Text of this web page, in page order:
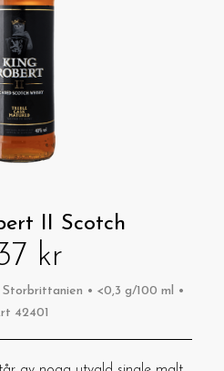
II Scotch
kr
• <0,3 g/100 ml •
42401